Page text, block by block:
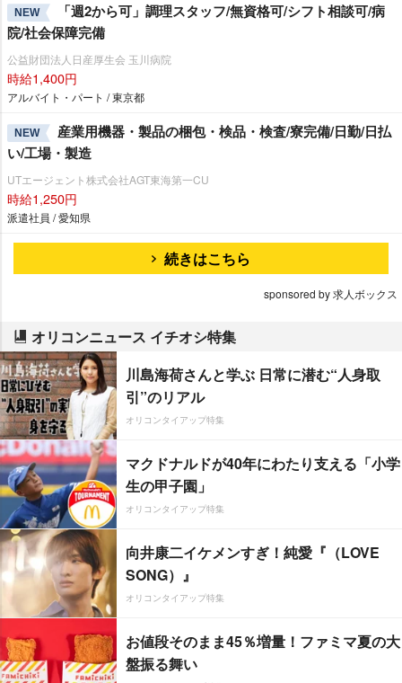
NEW
「週2から可」調理スタッフ/無資格可/シフト相談可/病
院/社会保障完備
公益財団法人日産厚生会 玉川病院
時給1,400円
アルバイト・パート / 東京都
NEW
産業用機器・製品の梱包・検品・検査/寮完備/日勤/日払
い/工場・製造
UTエージェント株式会社AGT東海第一CU
時給1,250円
派遣社員 / 愛知県
続きはこちら
sponsored by 求人ボックス
オリコンニュース イチオシ特集
川島海荷さんと学ぶ 日常に潜む“人身取
引”のリアル
オリコンタイアップ特集
マクドナルドが40年にわたり支える「小学
生の甲子園」
オリコンタイアップ特集
向井康二イケメンすぎ！純愛『（LOVE
SONG）』
オリコンタイアップ特集
お値段そのまま45％増量！ファミマ夏の大
盤振る舞い